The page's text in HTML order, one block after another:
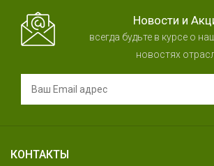
Новости и
всегда будьте в курсе о
новостях
КОНТАКТЫ